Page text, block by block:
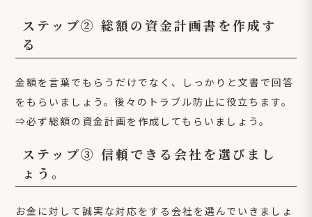
ステップ② 総額の資金計画書を作成す
る
金額を言葉でもらうだけでなく、しっかりと文書で回答
をもらいましょう。後々のトラブル防止に役立ちます。
⇒必ず総額の資金計画を作成してもらいましょう。
ステップ③ 信頼できる会社を選びまし
ょう。
お金に対して誠実な対応をする会社を選んでいきましょ